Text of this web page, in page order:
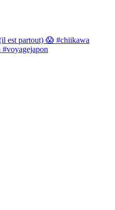
est partout) 😱 #chiikawa